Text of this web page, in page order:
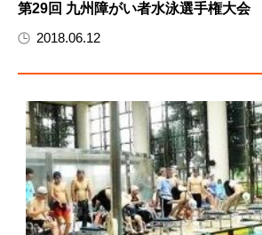
第29回 九州障がい者水泳選手権大会
2018.06.12